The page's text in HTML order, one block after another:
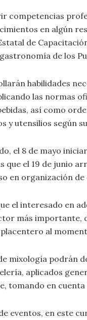
competencias
en algún
de
de los
habilidades
las normas
así como
y utensilios según
el 8 de mayo
el 19 de junio
en organización de
el interesado en
más importante,
al
mixología podrán
aplicados
tomando en
eventos, en este